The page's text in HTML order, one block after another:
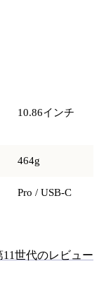
10.86インチ
464g
Pro / USB-C
11世代のレビュー